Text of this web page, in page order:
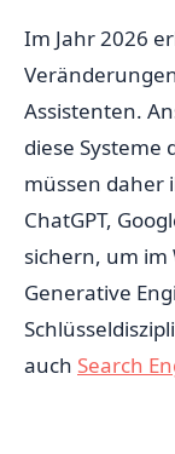
Im Jahr 2026
Assistenten.
diese
müssen daher
ChatGPT,
sichern, um im
Generative
auch Search